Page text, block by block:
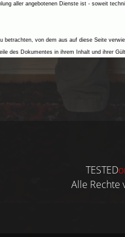
aller angebotenen Dienste ist - soweit
von dem aus auf diese Seite
des Dokumentes in ihrem Inhalt und ihrer
TESTED
Alle Rechte